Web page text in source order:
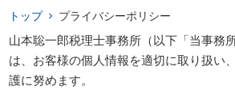
トップ プライバシーポリシー
山本聡一郎税理士事務所（以下「当事務
は、お客様の個人情報を適切に取り扱い
護に努めます。